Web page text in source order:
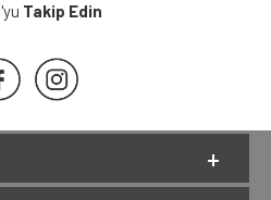
Takip Edin